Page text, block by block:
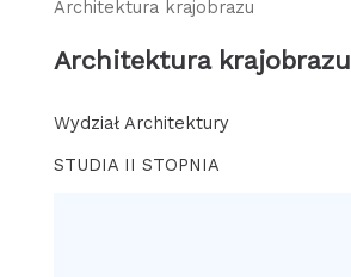
Architektura krajobrazu
Architektura krajobrazu
Wydział Architektury
STUDIA II STOPNIA